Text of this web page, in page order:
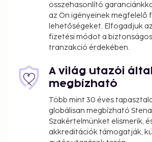
Self parking (subject to charges) is
Be sure to enjoy recreational
outdoor pool and bicycles to rent.
amenities at this hotel include
arcade/game room. Stop by the
for dinner, or grab snacks at the
Unwind at the end of the day with
bar/lounge or the poolside bar.
Self parking fee: EUR 12 per day
In-room safe fee: EUR 3 per
összehasonlító
az Ön igényeinek megfelelő
lehetőségeket. Elfogadjuk
fizetési módot a
tranzakció érdekében.
A világ utazói által
megbízható
Több mint 30 éves
globálisan megbízható
Szakértelmünket elismerik,
akkreditációk támogatják,